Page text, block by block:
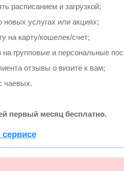
расписанием и загрузкой;
услугах или акциях;
на карту/кошелек/счет;
групповые и персональные
отзывы о визите к вам;
чаевых.
первый месяц бесплатно.
сервисе